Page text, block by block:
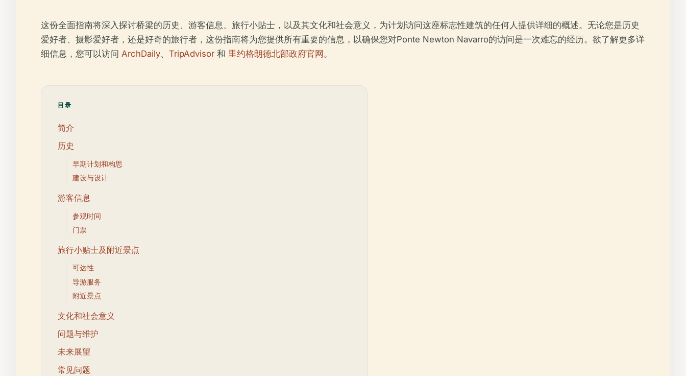
这份全面指南将深入探讨桥梁的历史、游客信息、旅行小贴士，以及其文化和社会意义，为计划访问这座标志性建筑的任何人提供详细的概述。无论您是历史
爱好者、摄影爱好者，还是好奇的旅行者，这份指南将为您提供所有重要的信息，以确保您对Ponte Newton Navarro的访问是一次难忘的经历。欲了解更多详
细信息，您可以访问 ArchDaily、 TripAdvisor 和 里约格朗德北部政府官网 。
目录
简介
历史
早期计划和构思
建设与设计
游客信息
参观时间
门票
旅行小贴士及附近景点
可达性
导游服务
附近景点
文化和社会意义
问题与维护
未来展望
常见问题